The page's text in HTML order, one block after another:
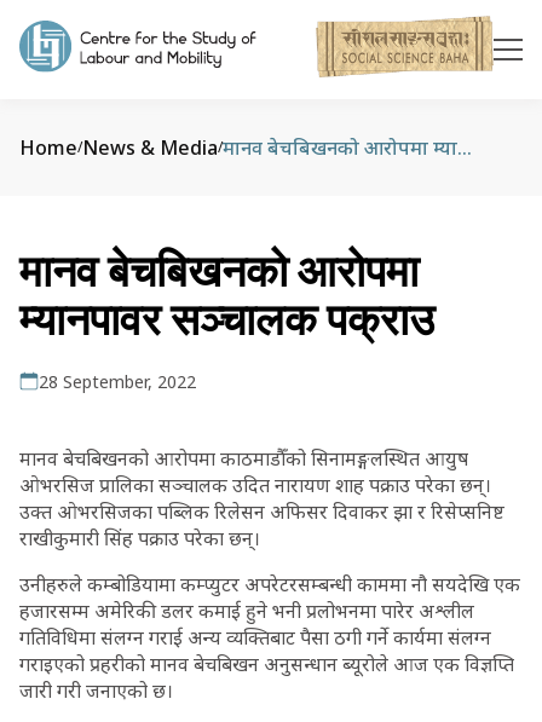
Home/News & Media/ मानव बेचबिखनको आरोपमा म्यानपावर सञ्चालक पक्राउ
मानव बेचबिखनको आरोपमा
म्यानपावर सञ्चालक पक्राउ
28 September, 2022
मानव बेचबिखनको आरोपमा काठमाडौँको सिनामङ्गलस्थित आयुष
ओभरसिज प्रालिका सञ्चालक उदित नारायण शाह पक्राउ परेका छन्।
उक्त ओभरसिजका पब्लिक रिलेसन अफिसर दिवाकर झा र रिसेप्सनिष्ट
राखीकुमारी सिंह पक्राउ परेका छन्।
उनीहरुले कम्बोडियामा कम्प्युटर अपरेटरसम्बन्धी काममा नौ सयदेखि एक
हजारसम्म अमेरिकी डलर कमाई हुने भनी प्रलोभनमा पारेर अश्लील
गतिविधिमा संलग्न गराई अन्य व्यक्तिबाट पैसा ठगी गर्ने कार्यमा संलग्न
गराइएको प्रहरीको मानव बेचबिखन अनुसन्धान ब्यूरोले आज एक विज्ञप्ति
जारी गरी जनाएको छ।